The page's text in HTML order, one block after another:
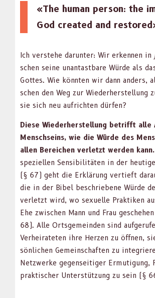
«The human per­son: the
God cre­at­ed and
Ich ver­ste­he darunter: Wir erken­nen in
schen seine unan­tast­bare Würde als
Gottes. Wie kön­nten wir dann anders,
schen den Weg zur Wieder­her­stel­lung
sie sich neu aufricht­en dür­fen?
Diese Wieder­her­stel­lung bet­rifft alle
Men­sch­seins, wie die Würde des
allen Bere­ichen ver­let­zt wer­den kann.
speziellen Sen­si­bil­itäten in der
(§ 67) geht die Erk­lärung ver­tieft
die in der Bibel beschriebene Würde
ver­let­zt wird, wo sex­uelle Prak­tiken
Ehe zwis­chen Mann und Frau
68). Alle Orts­ge­mein­den sind
Ver­heirateten ihre Herzen zu öff­nen,
sön­lichen Gemein­schaften zu
Net­zw­erke gegen­seit­iger Ermu­ti­gung,
prak­tis­ch­er Unter­stützung zu sein (§